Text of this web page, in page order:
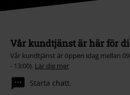
Vår kundtjänst är här för
Vår kundtjänst är öppen idag mellan
- 13:00). Lär dig mer
Starta chatt.